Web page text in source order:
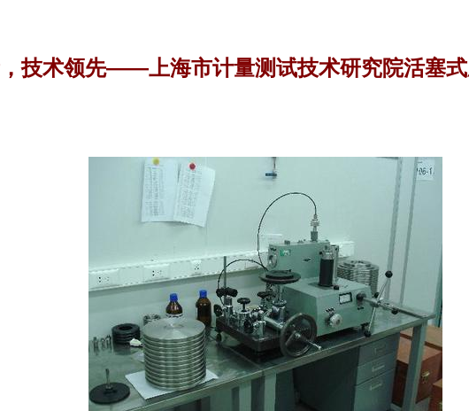
技术领先——上海市计量测试技术研究院活塞式